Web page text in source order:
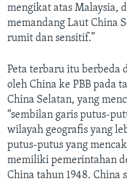
mengikat atas Malaysia,
memandang Laut China
rumit dan sensitif.”
Peta terbaru itu berbeda
oleh China ke PBB pada
China Selatan, yang
“sembilan garis putus-
wilayah geografis yang
putus-putus yang
memiliki pemerintahan
China tahun 1948. China